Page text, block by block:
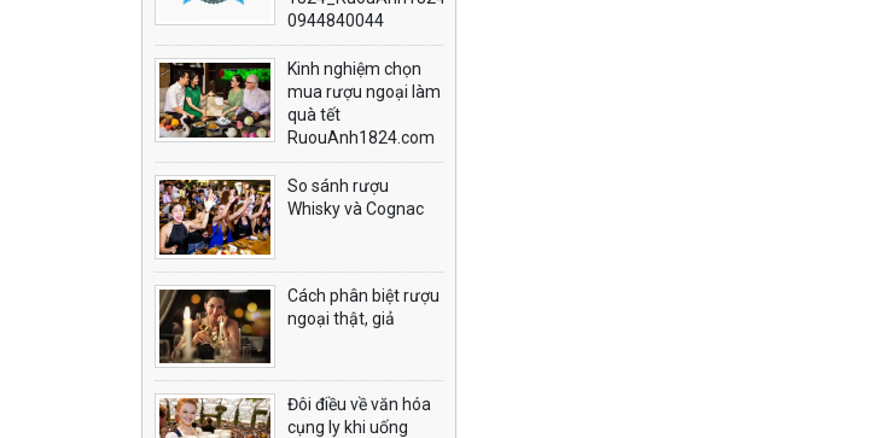
0944840044
Kinh nghiệm chọn
mua rượu ngoại làm
quà tết
RuouAnh1824.com
So sánh rượu
Whisky và Cognac
Cách phân biệt rượu
ngoại thật, giả
Đôi điều về văn hóa
cụng ly khi uống